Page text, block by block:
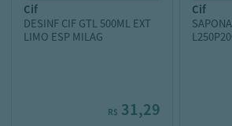
cif
DESINF CIF GTL 500ML EXT
LIMO ESP MILAG
R$ 31,29
cif